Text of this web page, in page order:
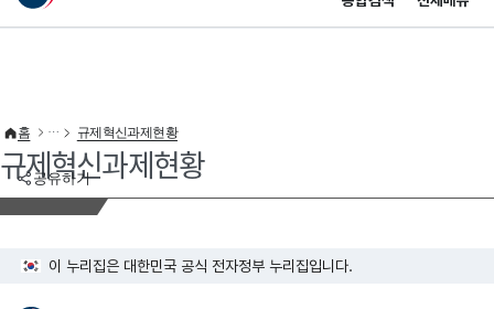
이 누리집은 대한민국 공식 전자정부 누리집입니다.
공유하기
홈 규제혁신과제현황
규제혁신과제현황